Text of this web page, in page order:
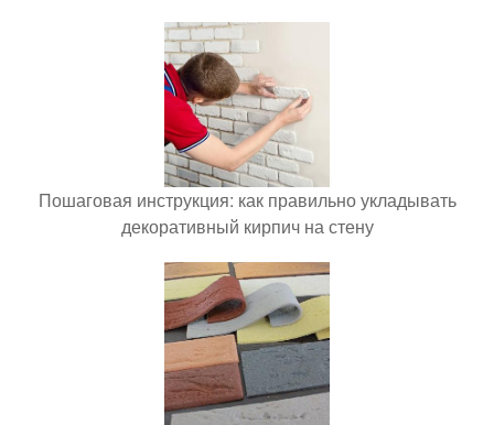
Пошаговая инструкция: как правильно укладывать
декоративный кирпич на стену